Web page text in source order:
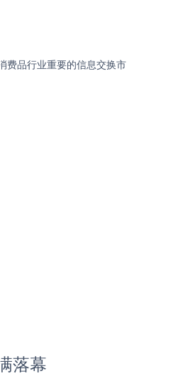
费品行业重要的信息交换市
落幕